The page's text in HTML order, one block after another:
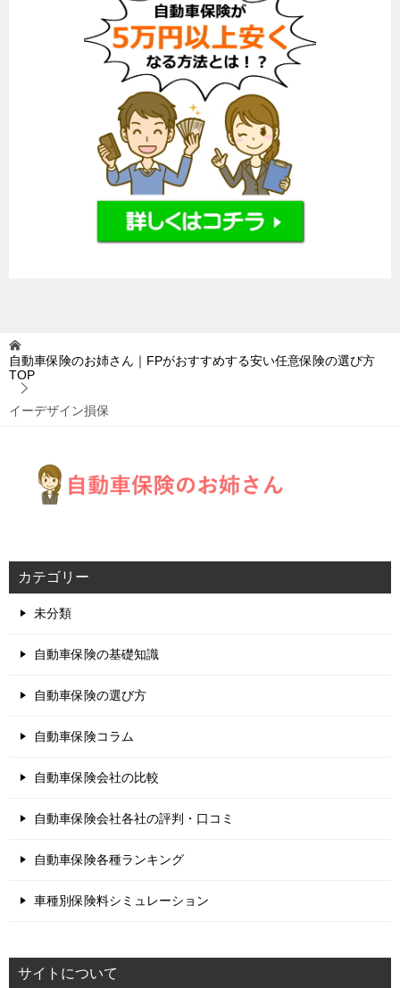
自動車保険のお姉さん｜FPがおすすめする安い任意保険の選び方
TOP
イーデザイン損保
カテゴリー
未分類
自動車保険の基礎知識
自動車保険の選び方
自動車保険コラム
自動車保険会社の比較
自動車保険会社各社の評判・口コミ
自動車保険各種ランキング
車種別保険料シミュレーション
サイトについて